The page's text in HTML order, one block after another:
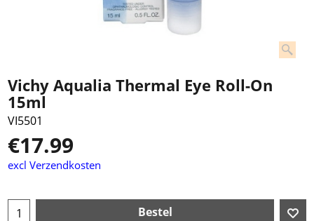
Vichy Aqualia Thermal Eye Roll-On
15ml
VI5501
€17.99
excl Verzendkosten
Bestel